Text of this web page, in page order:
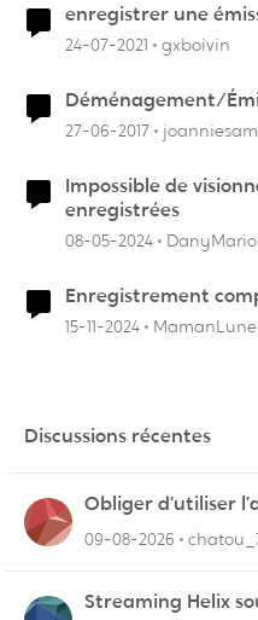
enregistrer une
24-07-2021 gxboivin
Déménagement/
27-06-2017
Impossible de
enregistrées
08-05-2024
Enregistrement
15-11-2024 MamanLune
Discussions récentes
Obliger d’utiliser
09-08-2026
Streaming Helix